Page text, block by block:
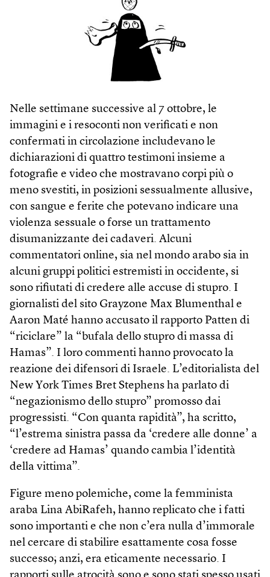
Nelle settimane successive al 7 ottobre, le
immagini e i resoconti non verificati e non
confermati in circolazione includevano le
dichiarazioni di quattro testimoni insieme a
fotografie e video che mostravano corpi più o
meno svestiti, in posizioni sessualmente allusive,
con sangue e ferite che potevano indicare una
violenza sessuale o forse un trattamento
disumanizzante dei cadaveri. Alcuni
commentatori online, sia nel mondo arabo sia in
alcuni gruppi politici estremisti in occidente, si
sono rifiutati di credere alle accuse di stupro. I
giornalisti del sito Grayzone Max Blumenthal e
Aaron Maté hanno accusato il rapporto Patten di
“riciclare” la “bufala dello stupro di massa di
Hamas”. I loro commenti hanno provocato la
reazione dei difensori di Israele. L’editorialista del
New York Times Bret Stephens ha parlato di
“negazionismo dello stupro” promosso dai
progressisti. “Con quanta rapidità”, ha scritto,
“l’estrema sinistra passa da ‘credere alle donne’ a
‘credere ad Hamas’ quando cambia l’identità
della vittima”.
Figure meno polemiche, come la femminista
araba Lina AbiRafeh, hanno replicato che i fatti
sono importanti e che non c’era nulla d’immorale
nel cercare di stabilire esattamente cosa fosse
successo; anzi, era eticamente necessario. I